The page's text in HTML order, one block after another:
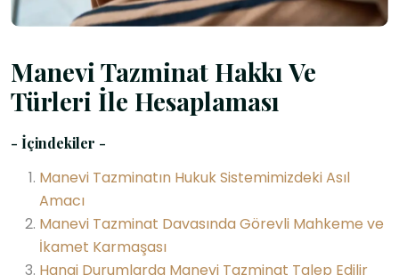
Manevi Tazminat Hakkı Ve
Türleri İle Hesaplaması
- İçindekiler -
Manevi Tazminatın Hukuk Sistemimizdeki Asıl
Amacı
Manevi Tazminat Davasında Görevli Mahkeme ve
İkamet Karmaşası
Hangi Durumlarda Manevi Tazminat Talep Edilir